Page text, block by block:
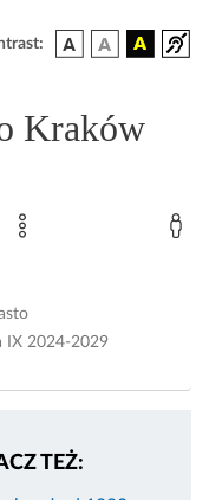
Kraków
IX 2024-2029
TEŻ: